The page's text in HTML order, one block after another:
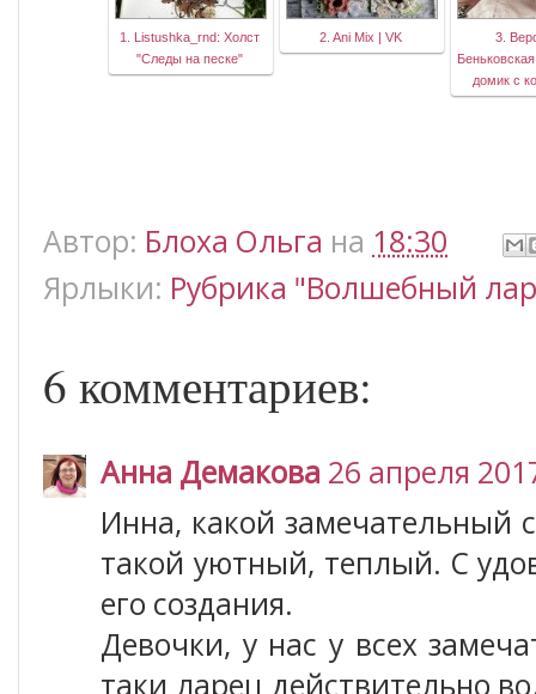
1. Listushka_rnd: Холст
"Следы на песке"
2. Ani Mix | VK
3.
домик с
Автор: Блоха Ольга на 18:30
Ярлыки: Рубрика "Волшебный
6 комментариев:
Анна Демакова 26 апреля
Инна, какой замечательный
такой уютный, теплый. С
его создания.
Девочки, у нас у всех
таки ларец действительно